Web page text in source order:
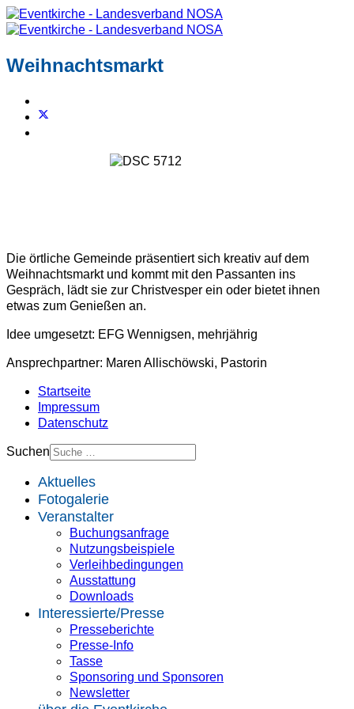
Weihnachtsmarkt
Die örtliche Gemeinde präsentiert sich kreativ auf dem
Weihnachtsmarkt und kommt mit den Passanten ins
Gespräch, lädt sie zur Christvesper ein oder bietet ihnen
etwas zum Genießen an.
Idee umgesetzt: EFG Wennigsen, mehrjährig
Ansprechpartner: Maren Allischöwski, Pastorin
Startseite
Impressum
Datenschutz
Suchen
Aktuelles
Fotogalerie
Veranstalter
Buchungsanfrage
Nutzungsbeispiele
Verleihbedingungen
Ausstattung
Downloads
Interessierte/Presse
Presseberichte
Presse-Info
Tasse
Sponsoring und Sponsoren
Newsletter